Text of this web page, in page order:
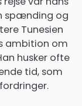
spænding og
Tunesien
ambition om
husker ofte
tid, som